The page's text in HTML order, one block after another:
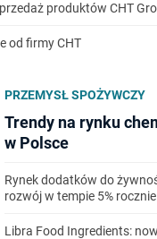
produktów CHT
od firmy CHT
PRZEMYSŁ SPOŻYWCZY
Trendy na rynku
w Polsce
Rynek dodatków do
rozwój w tempie 5% rocznie
Libra Food Ingredients: